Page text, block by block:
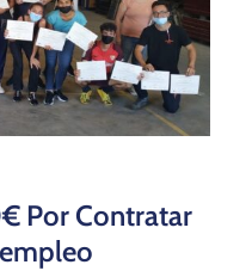
Por Contratar